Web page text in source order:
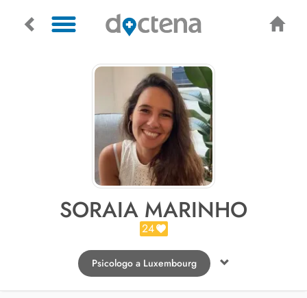
SORAIA MARINHO
24
Psicologo a Luxembourg